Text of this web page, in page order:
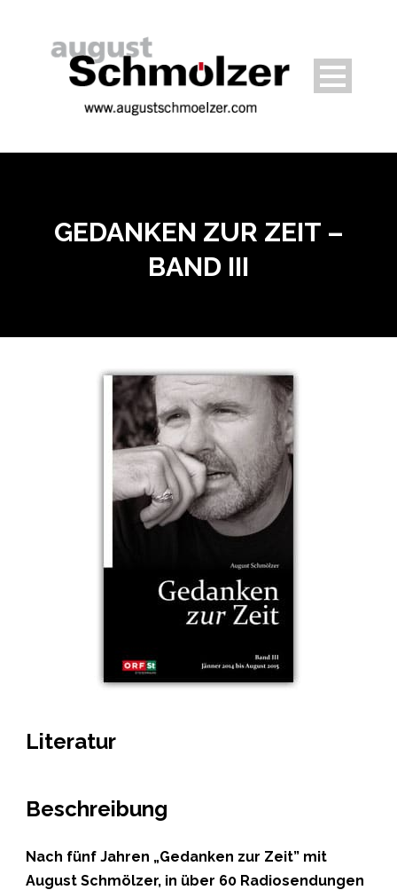
GEDANKEN ZUR ZEIT –
BAND III
Literatur
Beschreibung
Nach fünf Jahren „Gedanken zur Zeit” mit
August Schmölzer, in über 60 Radiosendungen